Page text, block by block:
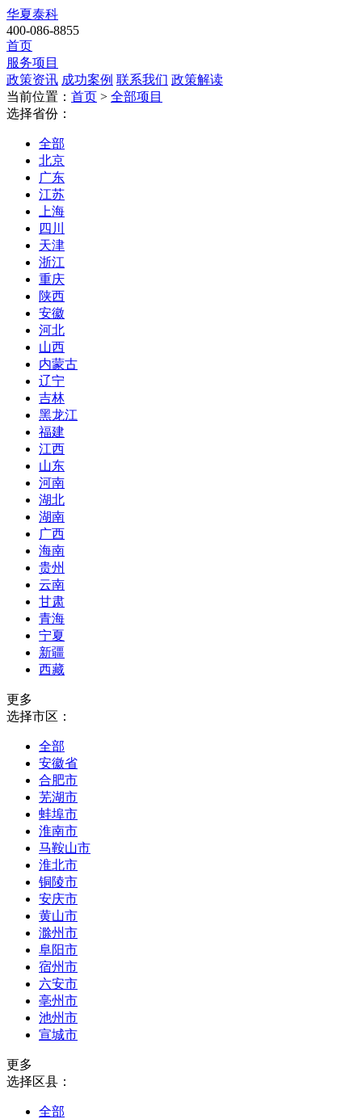
华夏泰科
400-086-8855
首页
服务项目
政策资讯 成功案例 联系我们 政策解读
当前位置： 首页 > 全部项目
选择省份：
全部
北京
广东
江苏
上海
四川
天津
浙江
重庆
陕西
安徽
河北
山西
内蒙古
辽宁
吉林
黑龙江
福建
江西
山东
河南
湖北
湖南
广西
海南
贵州
云南
甘肃
青海
宁夏
新疆
西藏
更多
选择市区：
全部
安徽省
合肥市
芜湖市
蚌埠市
淮南市
马鞍山市
淮北市
铜陵市
安庆市
黄山市
滁州市
阜阳市
宿州市
六安市
亳州市
池州市
宣城市
更多
选择区县：
全部